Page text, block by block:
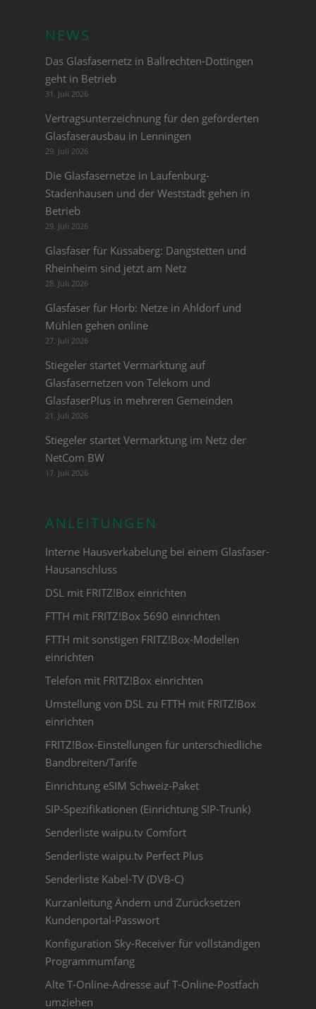
NEWS
Das Glasfasernetz in Ballrechten-Dottingen
geht in Betrieb
31. Juli 2026
Vertragsunterzeichnung für den geförderten
Glasfaserausbau in Lenningen
29. Juli 2026
Die Glasfasernetze in Laufenburg-
Stadenhausen und der Weststadt gehen in
Betrieb
29. Juli 2026
Glasfaser für Küssaberg: Dangstetten und
Rheinheim sind jetzt am Netz
28. Juli 2026
Glasfaser für Horb: Netze in Ahldorf und
Mühlen gehen online
27. Juli 2026
Stiegeler startet Vermarktung auf
Glasfasernetzen von Telekom und
GlasfaserPlus in mehreren Gemeinden
21. Juli 2026
Stiegeler startet Vermarktung im Netz der
NetCom BW
17. Juli 2026
ANLEITUNGEN
Interne Hausverkabelung bei einem Glasfaser-
Hausanschluss
DSL mit FRITZ!Box einrichten
FTTH mit FRITZ!Box 5690 einrichten
FTTH mit sonstigen FRITZ!Box-Modellen
einrichten
Telefon mit FRITZ!Box einrichten
Umstellung von DSL zu FTTH mit FRITZ!Box
einrichten
FRITZ!Box-Einstellungen für unterschiedliche
Bandbreiten/Tarife
Einrichtung eSIM Schweiz-Paket
SIP-Spezifikationen (Einrichtung SIP-Trunk)
Senderliste waipu.tv Comfort
Senderliste waipu.tv Perfect Plus
Senderliste Kabel-TV (DVB-C)
Kurzanleitung Ändern und Zurücksetzen
Kundenportal-Passwort
Konfiguration Sky-Receiver für vollständigen
Programmumfang
Alte T-Online-Adresse auf T-Online-Postfach
umziehen